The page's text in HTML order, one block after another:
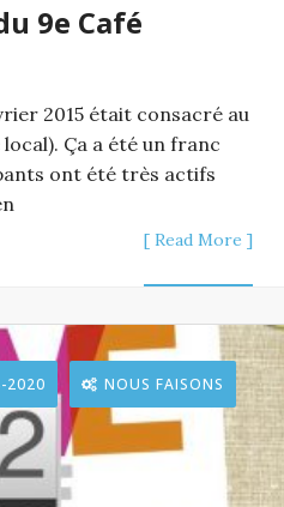
9e Café
2015 était consacré au
local). Ça a été un franc
ont été très actifs
[ Read More ]
2020 NOUS FAISONS